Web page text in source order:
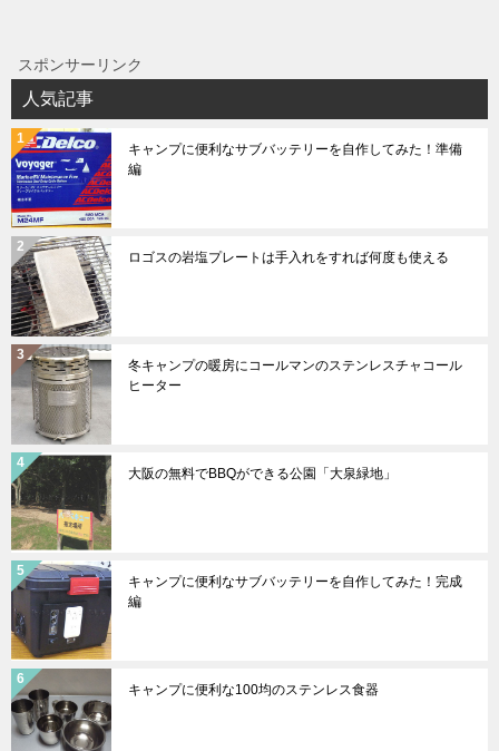
スポンサーリンク
人気記事
キャンプに便利なサブバッテリーを自作してみた！準備
編
ロゴスの岩塩プレートは手入れをすれば何度も使える
冬キャンプの暖房にコールマンのステンレスチャコール
ヒーター
大阪の無料でBBQができる公園「大泉緑地」
キャンプに便利なサブバッテリーを自作してみた！完成
編
キャンプに便利な100均のステンレス食器